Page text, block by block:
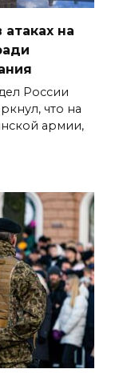
на
России
что на
армии,